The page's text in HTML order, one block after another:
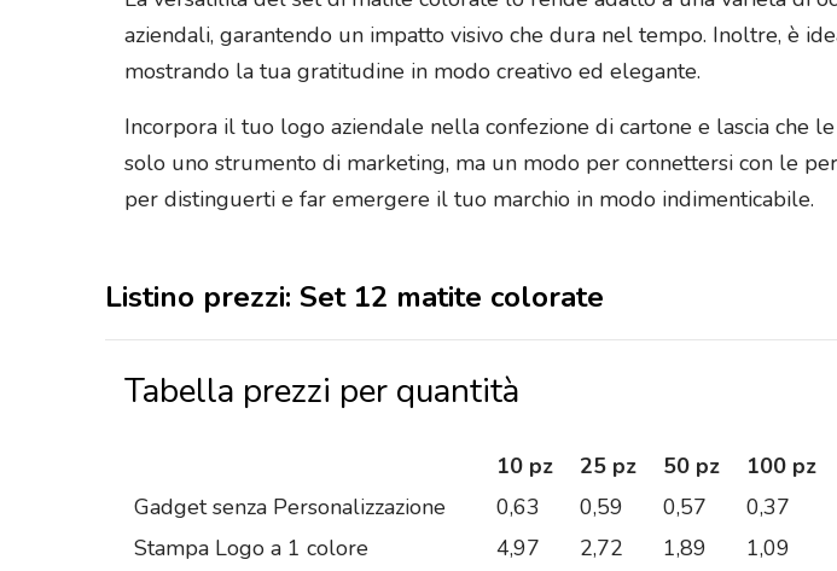
aziendali, garantendo un impatto visivo che dura nel tempo. Inoltre, è
mostrando la tua gratitudine in modo creativo ed elegante.
Incorpora il tuo logo aziendale nella confezione di cartone e lascia che
solo uno strumento di marketing, ma un modo per connettersi con le
per distinguerti e far emergere il tuo marchio in modo indimenticabile.
Listino prezzi: Set 12 matite colorate
Tabella prezzi per quantità
10 pz 25 pz 50 pz 100 pz
Gadget senza Personalizzazione
0,63 0,59 0,57 0,37
Stampa Logo a 1 colore
4,97 2,72 1,89 1,09